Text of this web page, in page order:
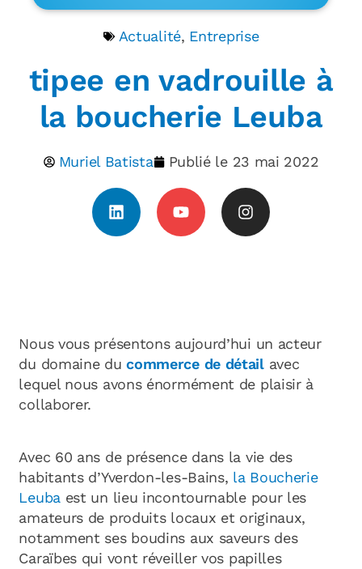
Actualité, Entreprise
tipee en vadrouille à
la boucherie Leuba
Muriel Batista Publié le 23 mai 2022
Nous vous présentons aujourd’hui un acteur
du domaine du commerce de détail avec
lequel nous avons énormément de plaisir à
collaborer.
Avec 60 ans de présence dans la vie des
habitants d’Yverdon-les-Bains, la Boucherie
Leubaest un lieu incontournable pour les
amateurs de produits locaux et originaux,
notamment ses boudins aux saveurs des
Caraïbes qui vont réveiller vos papilles